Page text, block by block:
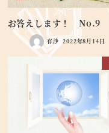
お答えします！ No.9
有沙 2022年8月14日